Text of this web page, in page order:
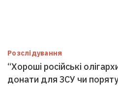
Розслідування
“Хороші російські
донати для ЗСУ чи